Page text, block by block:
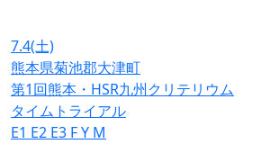
7.4(土)
熊本県菊池郡大津町
第1回熊本・HSR九州クリテリウム
タイムトライアル
E1 E2 E3 FY M